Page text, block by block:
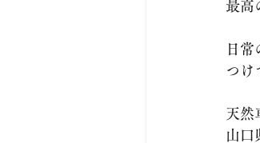
最高
日
つけ
天然
山口